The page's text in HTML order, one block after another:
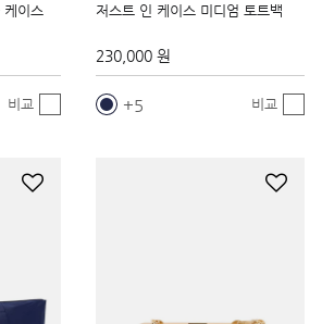
이스
비교
저스트 인 케이스 미디엄 토트백
230,000 원
5 비교